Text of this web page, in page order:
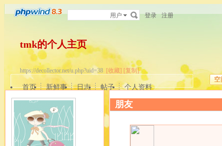
用户 登录 注册
tmk的个人主页
https://decollector.net/u.php?uid=38 [收藏] [复制]
空
首页 新鲜事 日志 帖子 个人资料
朋友